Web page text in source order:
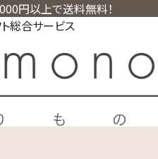
円以上で送料無料！
総合サービス